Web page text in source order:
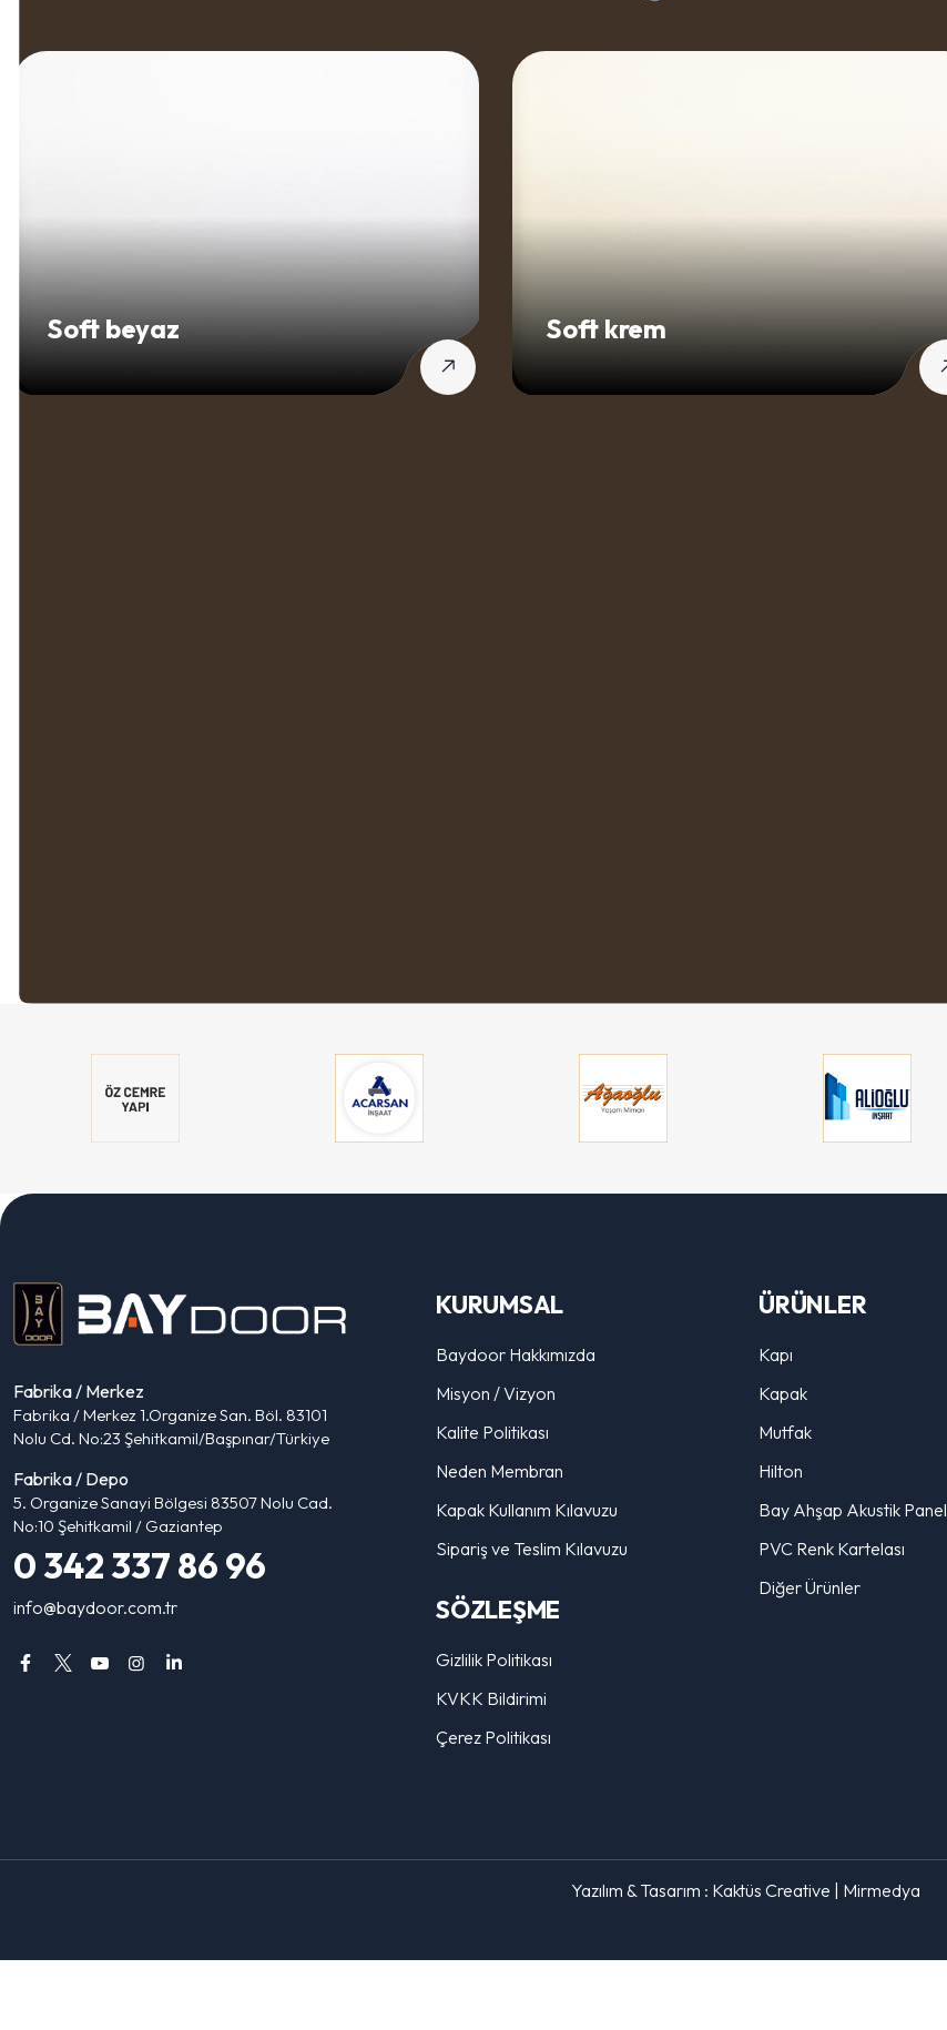
Soft beyaz Soft krem
Fabrika / Merkez
Fabrika / Merkez 1.Organize San. Böl. 83101
Nolu Cd. No:23 Şehitkamil/Başpınar/Türkiye
Fabrika / Depo
5. Organize Sanayi Bölgesi 83507 Nolu Cad.
No:10 Şehitkamil / Gaziantep
0 342 337 86 96
info@baydoor.com.tr
KURUMSAL
Baydoor Hakkımızda
Misyon / Vizyon
Kalite Politikası
Neden Membran
Kapak Kullanım Kılavuzu
Sipariş ve Teslim Kılavuzu
SÖZLEŞME
Gizlilik Politikası
KVKK Bildirimi
Çerez Politikası
ÜRÜNLER
Kapı
Kapak
Mutfak
Hilton
Bay Ahşap Akustik Panel
PVC Renk Kartelası
Diğer Ürünler
Yazılım & Tasarım : Kaktüs Creative | Mirmedya